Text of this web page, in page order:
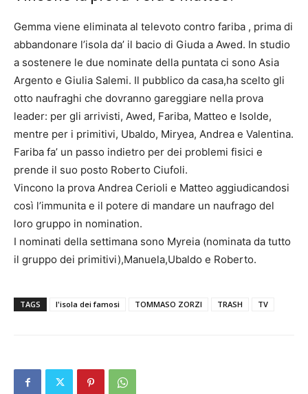
Gemma viene eliminata al televoto contro fariba , prima di
abbandonare l’isola da’ il bacio di Giuda a Awed. In studio
a sostenere le due nominate della puntata ci sono Asia
Argento e Giulia Salemi. Il pubblico da casa,ha scelto gli
otto naufraghi che dovranno gareggiare nella prova
leader: per gli arrivisti, Awed, Fariba, Matteo e Isolde,
mentre per i primitivi, Ubaldo, Miryea, Andrea e Valentina.
Fariba fa’ un passo indietro per dei problemi fisici e
prende il suo posto Roberto Ciufoli.
Vincono la prova Andrea Cerioli e Matteo aggiudicandosi
così l’immunita e il potere di mandare un naufrago del
loro gruppo in nomination.
I nominati della settimana sono Myreia (nominata da tutto
il gruppo dei primitivi),Manuela,Ubaldo e Roberto.
TAGS l'isola dei famosi TOMMASO ZORZI TRASH TV